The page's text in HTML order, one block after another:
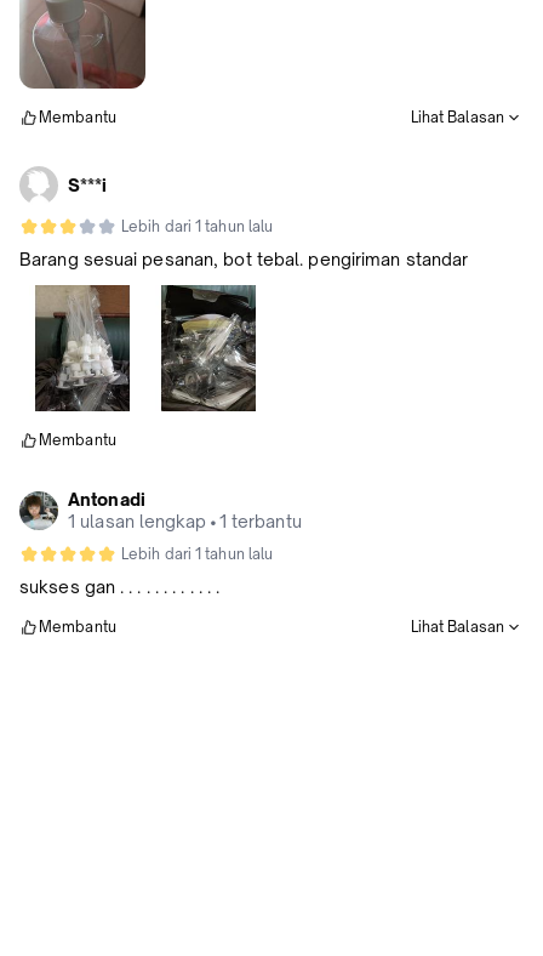
Membantu Lihat Balasan
S***i
Lebih dari 1 tahun lalu
Barang sesuai pesanan, bot tebal. pengiriman standar
Membantu
Antonadi
1 ulasan lengkap •1 terbantu
Lebih dari 1 tahun lalu
sukses gan . . . . . . . . . . . .
Membantu Lihat Balasan